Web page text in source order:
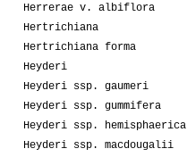
Herrerae v. albiflora
Hertrichiana
Hertrichiana forma
Heyderi
Heyderi ssp. gaumeri
Heyderi ssp. gummifera
Heyderi ssp. hemisphaerica
Heyderi ssp. macdougalii